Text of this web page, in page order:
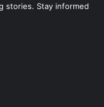
stories. Stay informed